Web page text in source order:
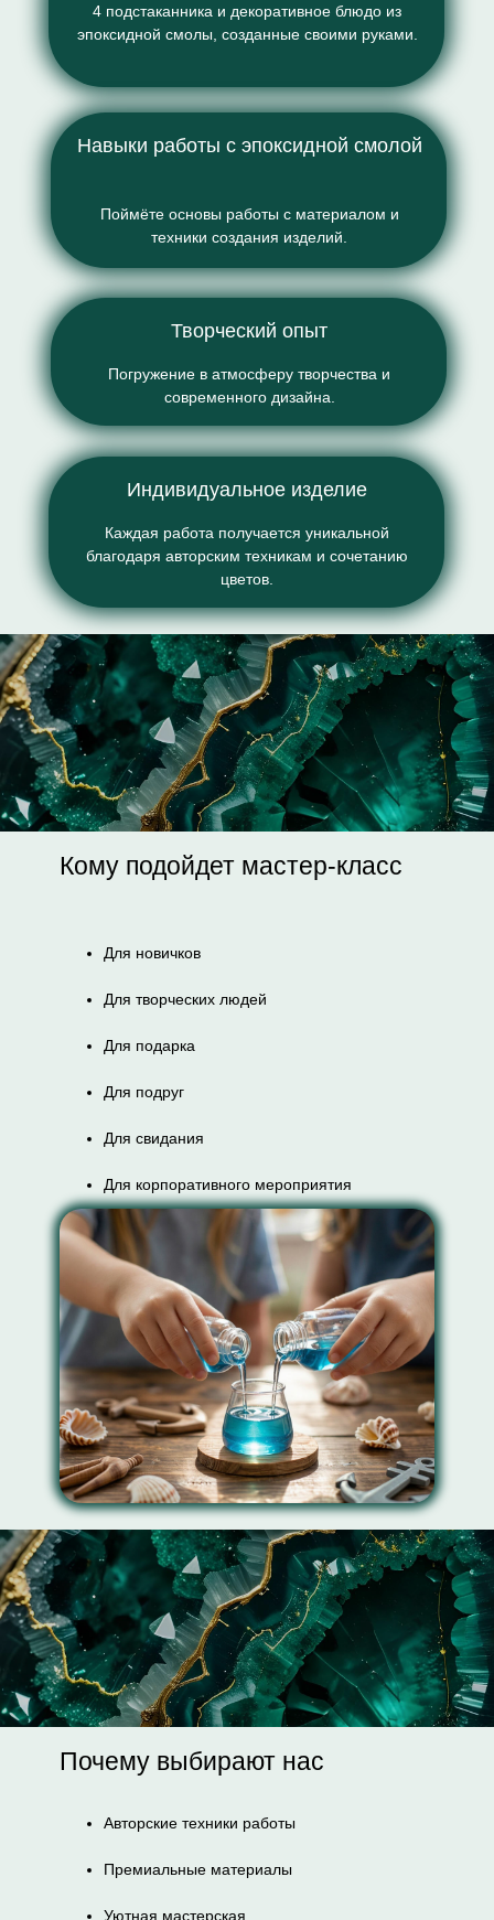
4 подстаканника и декоративное блюдо из
эпоксидной смолы, созданные своими руками.
Навыки работы с эпоксидной смолой
Поймёте основы работы с материалом и
техники создания изделий.
Творческий опыт
Погружение в атмосферу творчества и
современного дизайна.
Индивидуальное изделие
Каждая работа получается уникальной
благодаря авторским техникам и сочетанию
цветов.
Кому подойдет мастер-класс
Для новичков
Для творческих людей
Для подарка
Для подруг
Для свидания
Для корпоративного мероприятия
Почему выбирают нас
Авторские техники работы
Премиальные материалы
Уютная мастерская